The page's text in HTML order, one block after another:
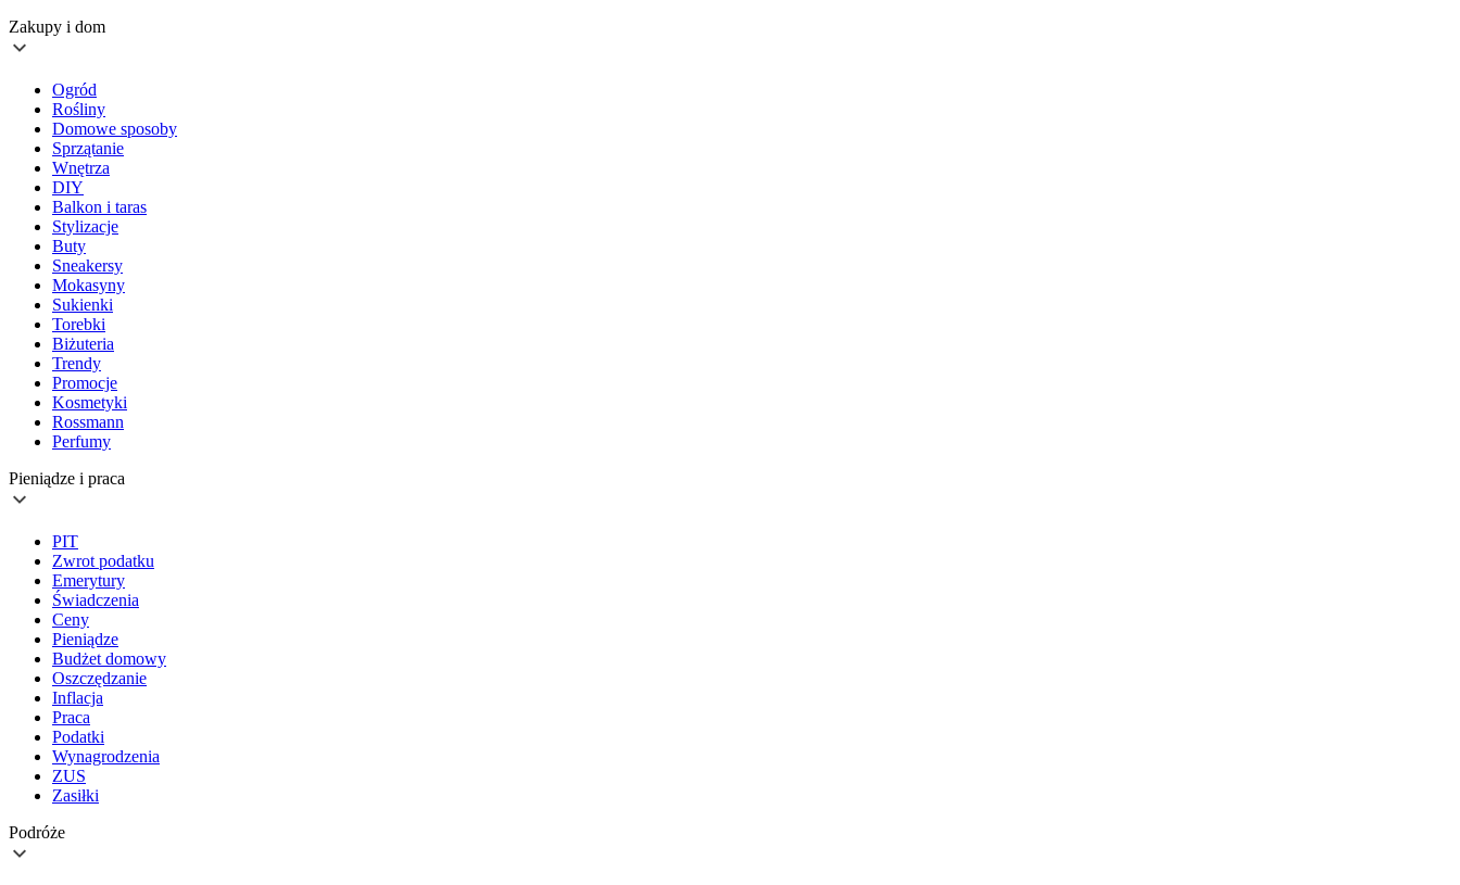
Zakupy i dom
Ogród
Rośliny
Domowe sposoby
Sprzątanie
Wnętrza
DIY
Balkon i taras
Stylizacje
Buty
Sneakersy
Mokasyny
Sukienki
Torebki
Biżuteria
Trendy
Promocje
Kosmetyki
Rossmann
Perfumy
Pieniądze i praca
PIT
Zwrot podatku
Emerytury
Świadczenia
Ceny
Pieniądze
Budżet domowy
Oszczędzanie
Inflacja
Praca
Podatki
Wynagrodzenia
ZUS
Zasiłki
Podróże